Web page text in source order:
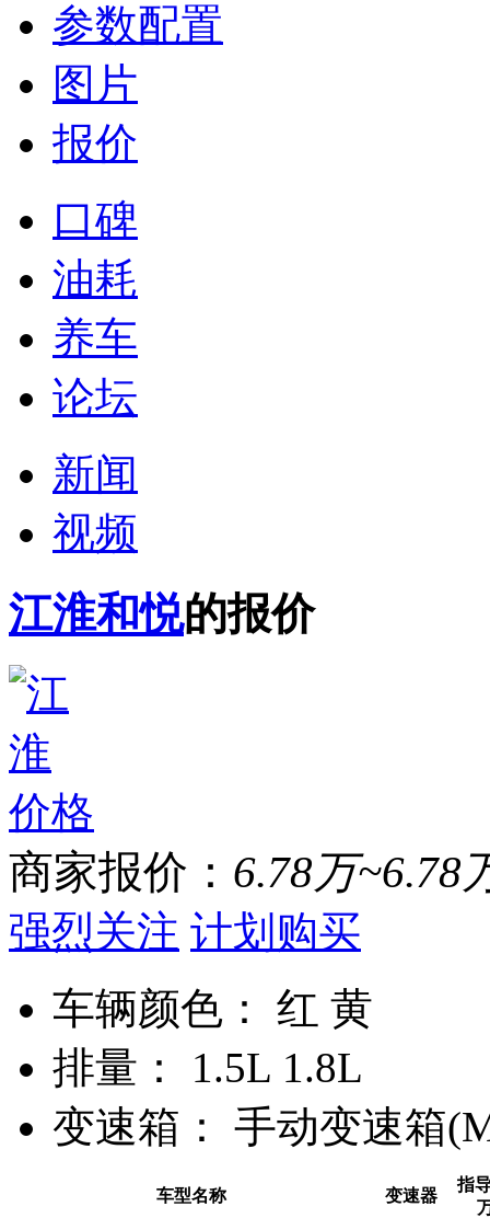
参数配置
图片
报价
口碑
油耗
养车
论坛
新闻
视频
江淮和悦的报价
商家报价： 6.78万~6.78
强烈关注 计划购买
车辆颜色：
红 黄
排量：
1.5L 1.8L
变速箱：
手动变速箱
车型名称 变速器
指